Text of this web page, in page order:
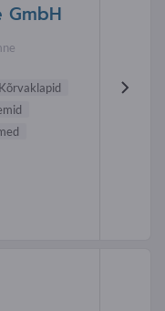
GmbH
Kõrvaklapid